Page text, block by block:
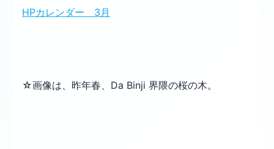
HPカレンダー 3月
☆画像は、昨年春、Da Binji 界隈の桜の木。